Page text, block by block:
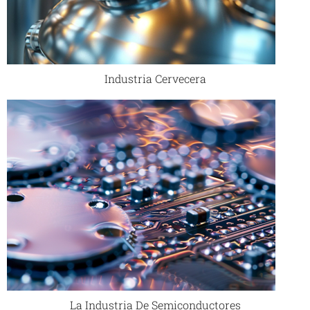
Industria Cervecera
La Industria De Semiconductores